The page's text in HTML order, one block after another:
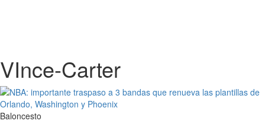
VInce-Carter
Baloncesto